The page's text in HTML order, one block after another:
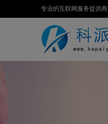
专业的互联网服务提供商